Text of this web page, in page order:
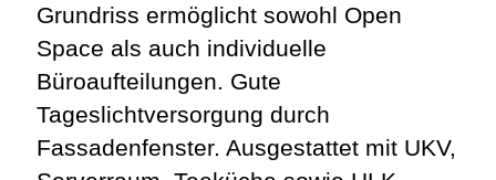
Grundriss ermöglicht sowohl Open
Space als auch individuelle
Büroaufteilungen. Gute
Tageslichtversorgung durch
Fassadenfenster. Ausgestattet mit UKV,